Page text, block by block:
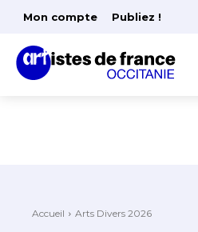
Mon compte Publiez !
Accueil Arts Divers 2026